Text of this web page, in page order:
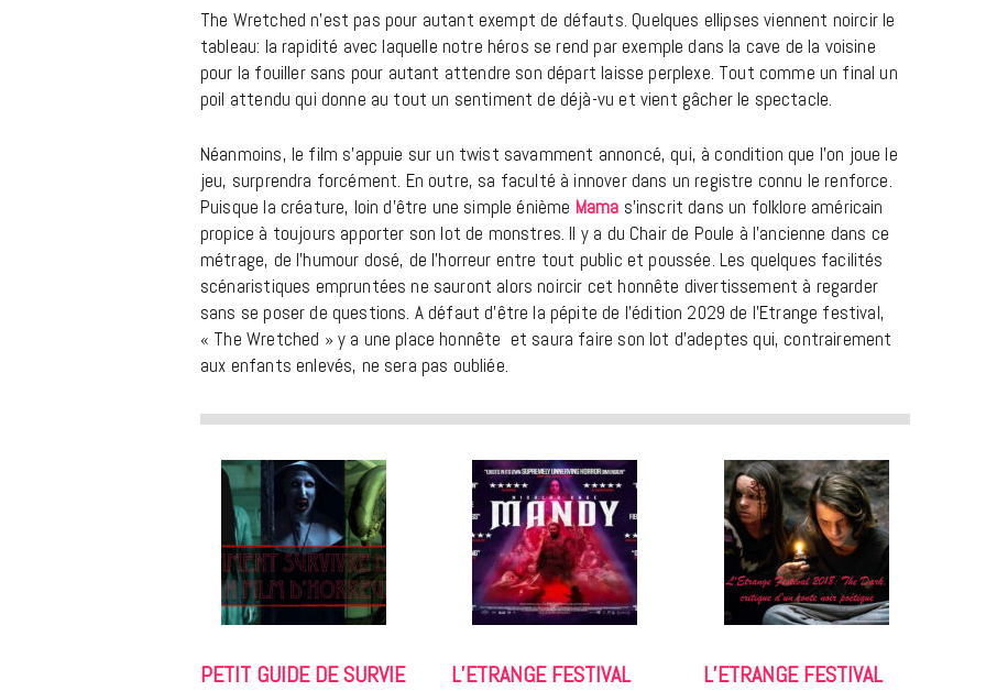
The Wretched n’est pas pour autant exempt de défauts. Quelques ellipses viennent noircir le
tableau: la rapidité avec laquelle notre héros se rend par exemple dans la cave de la voisine
pour la fouiller sans pour autant attendre son départ laisse perplexe. Tout comme un final un
poil attendu qui donne au tout un sentiment de déjà-vu et vient gâcher le spectacle.
Néanmoins, le film s’appuie sur un twist savamment annoncé, qui, à condition que l’on joue le
jeu, surprendra forcément. En outre, sa faculté à innover dans un registre connu le renforce.
Puisque la créature, loin d’être une simple énième Mama s’inscrit dans un folklore américain
propice à toujours apporter son lot de monstres. Il y a du Chair de Poule à l’ancienne dans ce
métrage, de l’humour dosé, de l’horreur entre tout public et poussée. Les quelques facilités
scénaristiques empruntées ne sauront alors noircir cet honnête divertissement à regarder
sans se poser de questions. A défaut d’être la pépite de l’édition 2029 de l’Etrange festival,
« The Wretched » y a une place honnête et saura faire son lot d’adeptes qui, contrairement
aux enfants enlevés, ne sera pas oubliée.
PETIT GUIDE DE SURVIE
L’ETRANGE FESTIVAL
L’ETRANGE FESTIVAL
REPORTAGES ET INTERVIEWS
We Love Green se met au vert sur
7 JUIN 2026